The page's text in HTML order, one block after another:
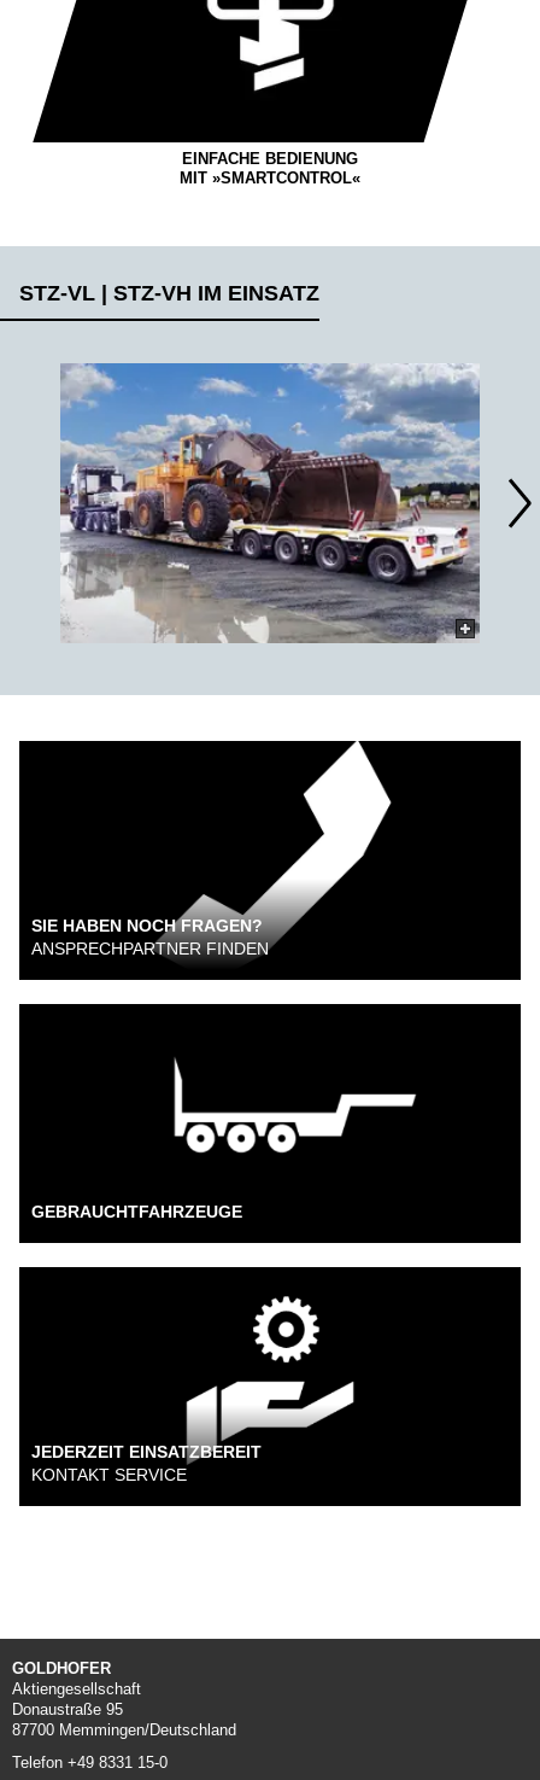
EINFACHE BEDIENUNG
MIT »SMARTCONTROL«
STZ-VL | STZ-VH IM EINSATZ
SIE HABEN NOCH FRAGEN?
ANSPRECHPARTNER FINDEN
GEBRAUCHTFAHRZEUGE
JEDERZEIT EINSATZBEREIT
KONTAKT SERVICE
GOLDHOFER
Aktiengesellschaft
Donaustraße 95
87700 Memmingen/Deutschland
Telefon +49 8331 15-0